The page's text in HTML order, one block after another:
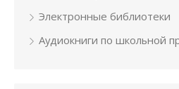
Электронные библиотеки
Аудиокниги по школьной